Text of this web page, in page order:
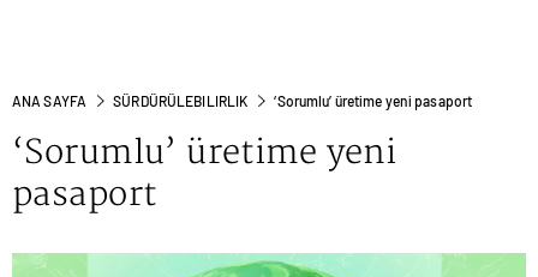
ANA SAYFA SÜRDÜRÜLEBILIRLIK ‘Sorumlu’ üretime yeni pasaport
‘Sorumlu’ üretime yeni
pasaport